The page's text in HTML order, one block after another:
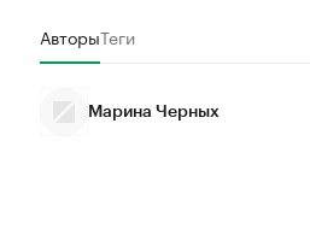
АвторыТеги
Марина Черных